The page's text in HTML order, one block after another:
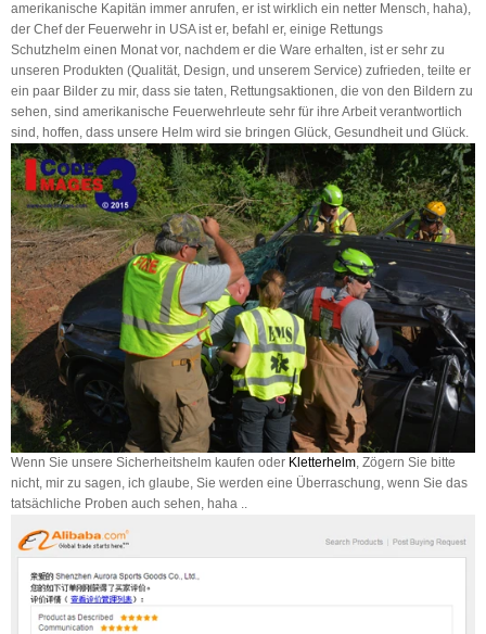
amerikanische Kapitän immer anrufen, er ist wirklich ein netter Mensch, haha),
der Chef der Feuerwehr in USA ist er, befahl er, einige Rettungs
Schutzhelm einen Monat vor, nachdem er die Ware erhalten, ist er sehr zu
unseren Produkten (Qualität, Design, und unserem Service) zufrieden, teilte er
ein paar Bilder zu mir, dass sie taten, Rettungsaktionen, die von den Bildern zu
sehen, sind amerikanische Feuerwehrleute sehr für ihre Arbeit verantwortlich
sind, hoffen, dass unsere Helm wird sie bringen Glück, Gesundheit und Glück.
Wenn Sie unsere Sicherheitshelm kaufen oder Kletterhelm, Zögern Sie bitte
nicht, mir zu sagen, ich glaube, Sie werden eine Überraschung, wenn Sie das
tatsächliche Proben auch sehen, haha ​​..